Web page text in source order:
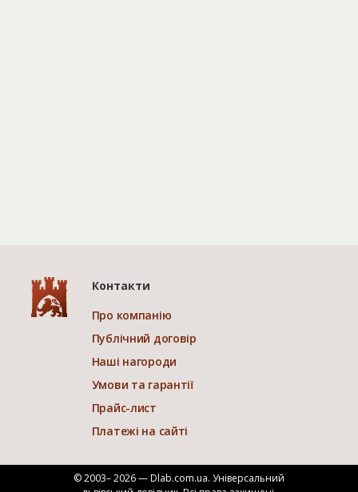
Контакти
Про компанію
Публічний договір
Наші нагороди
Умови та гарантії
Прайс-лист
Платежі на сайті
© 2003– 2026 — Dlab.com.ua. Універсальний